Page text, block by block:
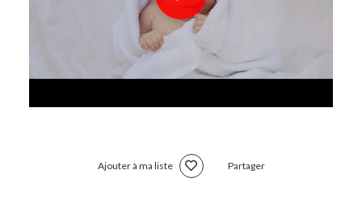
Ajouter à ma liste Partager